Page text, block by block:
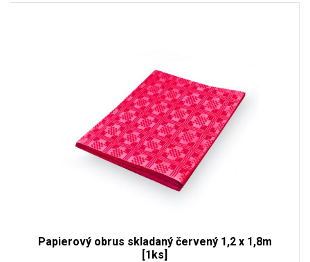
Papierový obrus skladaný červený 1,2 x 1,8m
[1ks]